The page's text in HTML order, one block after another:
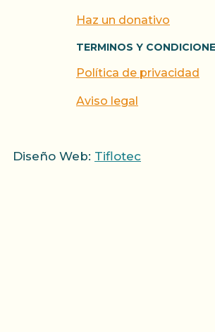
Haz un donativo
TERMINOS Y
Política de privacidad
Aviso legal
Diseño Web: Tiflotec